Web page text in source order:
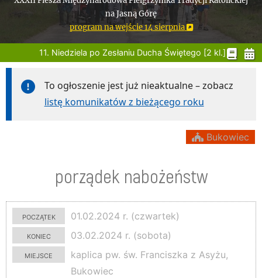
na Jasną Górę
program na wejście 14 sierpnia
11. Niedziela po Zesłaniu Ducha Świętego [2 kl.]
To ogłoszenie jest już nieaktualne – zobacz
listę komunikatów z bieżącego roku
Bukowiec
porządek nabożeństw
początek
01.02.2024 r. (czwartek)
koniec
03.02.2024 r. (sobota)
miejsce
kaplica pw. św. Franciszka z Asyżu,
Bukowiec